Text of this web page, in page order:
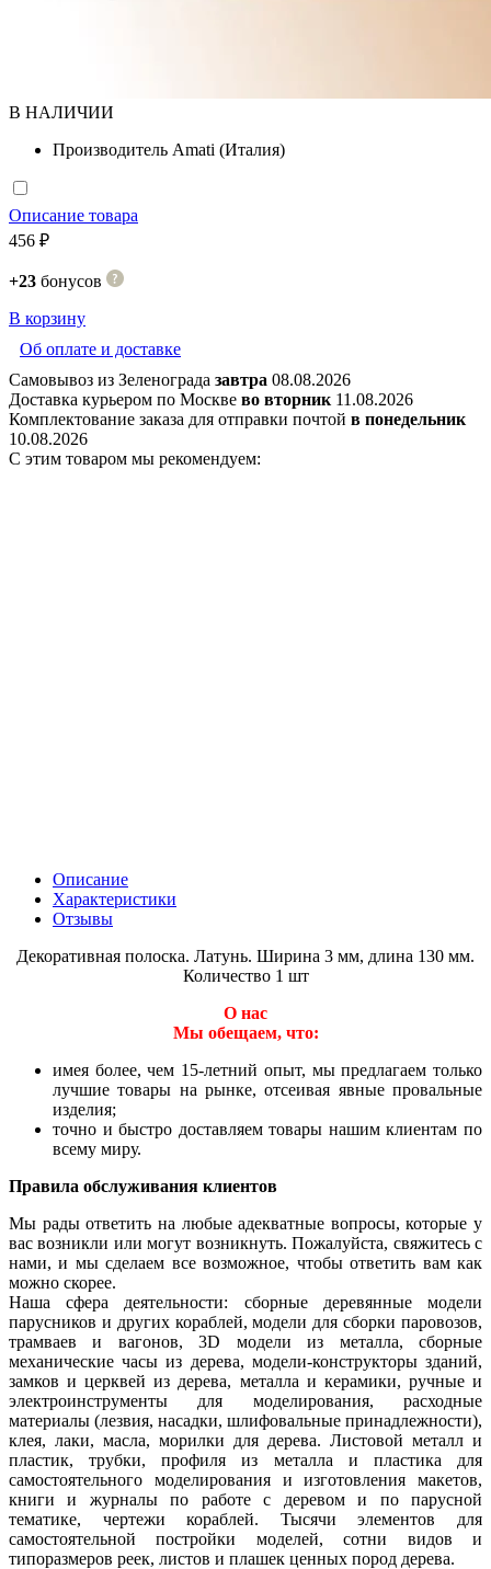
В НАЛИЧИИ
Производитель Amati (Италия)
Описание товара
456 ₽
+23 бонусов
В корзину
Об оплате и доставке
Самовывоз из Зеленограда завтра 08.08.2026
Доставка курьером по Москве во вторник 11.08.2026
Комплектование заказа для отправки почтой в понедельник
10.08.2026
С этим товаром мы рекомендуем:
Описание
Характеристики
Отзывы
Декоративная полоска. Латунь. Ширина 3 мм, длина 130 мм.
Количество 1 шт
О нас
Мы обещаем, что:
имея более, чем 15-летний опыт, мы предлагаем только
лучшие товары на рынке, отсеивая явные провальные
изделия;
точно и быстро доставляем товары нашим клиентам по
всему миру.
Правила обслуживания клиентов
Мы рады ответить на любые адекватные вопросы, которые у
вас возникли или могут возникнуть. Пожалуйста, свяжитесь с
нами, и мы сделаем все возможное, чтобы ответить вам как
можно скорее.
Наша сфера деятельности: сборные деревянные модели
парусников и других кораблей, модели для сборки паровозов,
трамваев и вагонов, 3D модели из металла, сборные
механические часы из дерева, модели-конструкторы зданий,
замков и церквей из дерева, металла и керамики, ручные и
электроинструменты для моделирования, расходные
материалы (лезвия, насадки, шлифовальные принадлежности),
клея, лаки, масла, морилки для дерева. Листовой металл и
пластик, трубки, профиля из металла и пластика для
самостоятельного моделирования и изготовления макетов,
книги и журналы по работе с деревом и по парусной
тематике, чертежи кораблей. Тысячи элементов для
самостоятельной постройки моделей, сотни видов и
типоразмеров реек, листов и плашек ценных пород дерева.